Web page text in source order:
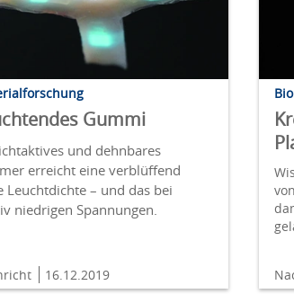
Gummi
und dehnbares
erreicht eine verblüffend
Leuchtdichte – und das bei
niedrigen Spannungen.
16.12.2019